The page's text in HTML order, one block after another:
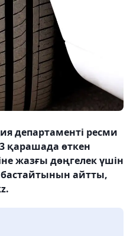
департаменті ресми
қарашада өткен
жазғы дөңгелек үшін
айтты,